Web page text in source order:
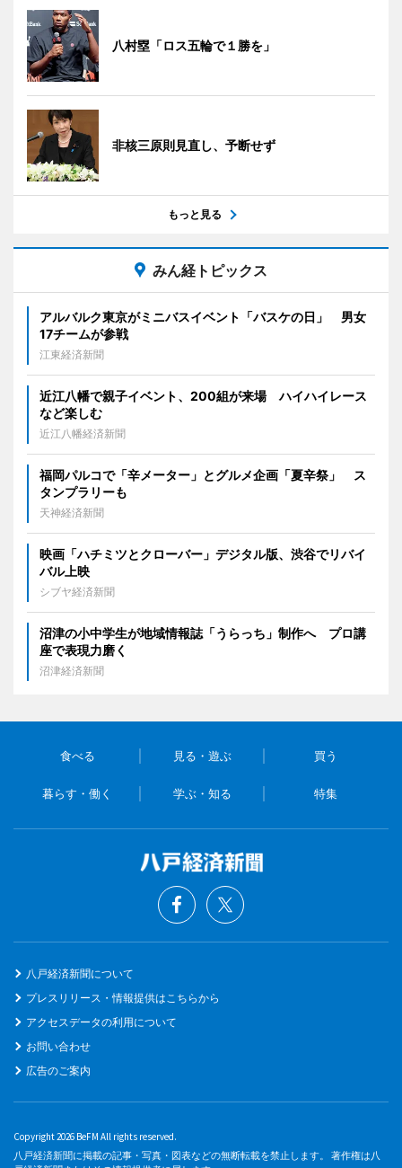
八村塁「ロス五輪で１勝を」
非核三原則見直し、予断せず
もっと見る
みん経トピックス
アルバルク東京がミニバスイベント「バスケの日」 男女
17チームが参戦
江東経済新聞
近江八幡で親子イベント、200組が来場 ハイハイレース
など楽しむ
近江八幡経済新聞
福岡パルコで「辛メーター」とグルメ企画「夏辛祭」 ス
タンプラリーも
天神経済新聞
映画「ハチミツとクローバー」デジタル版、渋谷でリバイ
バル上映
シブヤ経済新聞
沼津の小中学生が地域情報誌「うらっち」制作へ プロ講
座で表現力磨く
沼津経済新聞
食べる 見る・遊ぶ 買う
暮らす・働く 学ぶ・知る 特集
八戸経済新聞について
プレスリリース・情報提供はこちらから
アクセスデータの利用について
お問い合わせ
広告のご案内
Copyright 2026 BeFM All rights reserved.
八戸経済新聞に掲載の記事・写真・図表などの無断転載を禁止します。 著作権は八